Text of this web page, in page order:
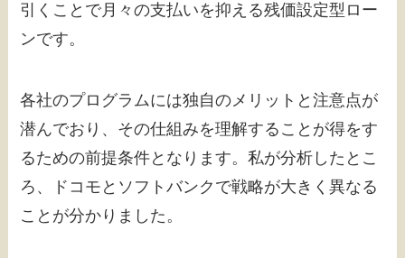
引くことで月々の支払いを抑える残価設定型ロー
ンです。
各社のプログラムには独自のメリットと注意点が
潜んでおり、その仕組みを理解することが得をす
るための前提条件となります。私が分析したとこ
ろ、ドコモとソフトバンクで戦略が大きく異なる
ことが分かりました。